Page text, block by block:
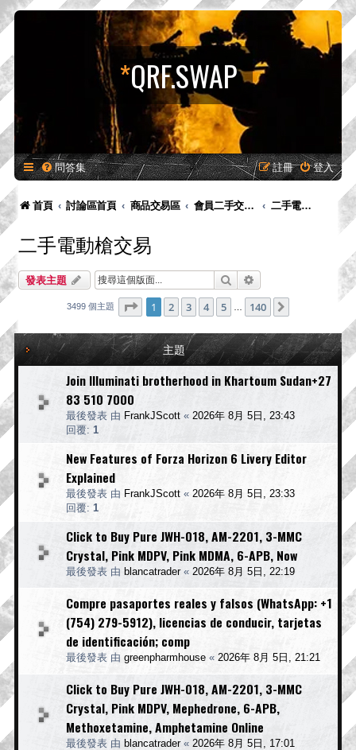
*QRF.SWAP
問答集 登入
註冊
首頁 討論區首頁 商品交易區 會員二手交易區 二手電動槍交易
二手電動槍交易
發表主題 搜尋
3499 個主題 1 頁 (共140頁)
1 2 3 4 5 140
主題
Join Illuminati brotherhood in Khartoum Sudan+27
83 510 7000
最後發表 由 FrankJScott « 2026年 8月 5日, 23:43
回覆: 1
New Features of Forza Horizon 6 Livery Editor
Explained
最後發表 由 FrankJScott « 2026年 8月 5日, 23:33
回覆: 1
Click to Buy Pure JWH-018, AM-2201, 3-MMC
Crystal, Pink MDPV, Pink MDMA, 6-APB, Now
最後發表 由 blancatrader« 2026年 8月 5日, 22:19
Compre pasaportes reales y falsos (WhatsApp: +1
(754) 279-5912), licencias de conducir, tarjetas
de identificación; comp
最後發表 由 greenpharmhouse « 2026年 8月 5日, 21:21
Click to Buy Pure JWH-018, AM-2201, 3-MMC
Crystal, Pink MDPV, Mephedrone, 6-APB,
Methoxetamine, Amphetamine Online
最後發表 由 blancatrader« 2026年 8月 5日, 17:01